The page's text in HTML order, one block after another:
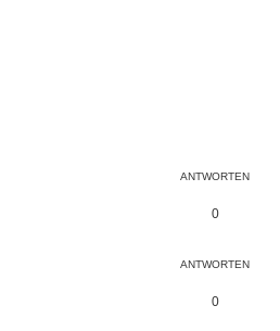
ANTWORTEN
0
ANTWORTEN
0